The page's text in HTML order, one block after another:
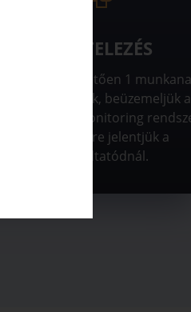
KIVITELEZÉS
engedélyt követően 1
belül telepítünk, beüzemeljük
invertert és a monitoring
majd készre jelentjük a
szolgáltatódnál.